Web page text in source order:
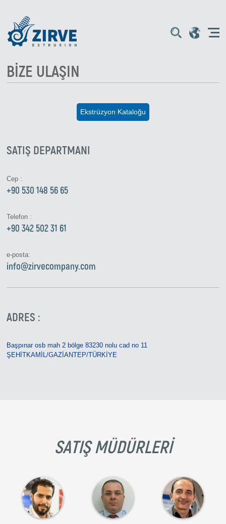
BIZE ULAŞIN
Ekstrüzyon Kataloğu
SATIŞ DEPARTMANI
Cep :
+90 530 148 56 65
Telefon :
+90 342 502 31 61
e-posta:
info@zirvecompany.com
ADRES :
Başpınar osb mah 2 bölge 83230 nolu cad no 11
ŞEHİTKAMİL/GAZİANTEP/TÜRKİYE
SATIŞ MÜDÜRLERI